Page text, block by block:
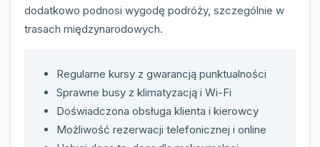
dodatkowo podnosi wygodę podróży, szczególnie w
trasach międzynarodowych.
Regularne kursy z gwarancją punktualności
Sprawne busy z klimatyzacją i Wi-Fi
Doświadczona obsługa klienta i kierowcy
Możliwość rezerwacji telefonicznej i online